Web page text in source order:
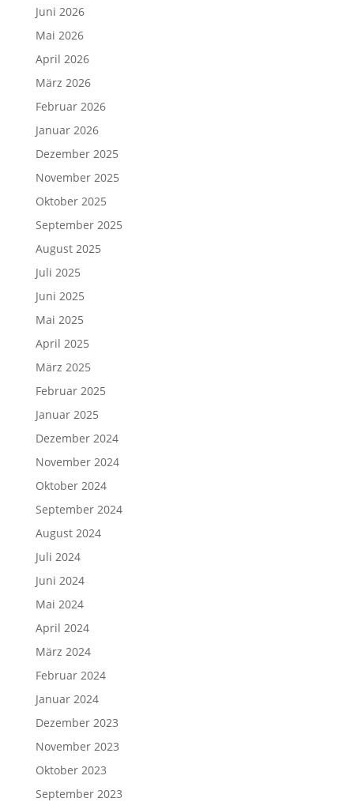
Juni 2026
Mai 2026
April 2026
März 2026
Februar 2026
Januar 2026
Dezember 2025
November 2025
Oktober 2025
September 2025
August 2025
Juli 2025
Juni 2025
Mai 2025
April 2025
März 2025
Februar 2025
Januar 2025
Dezember 2024
November 2024
Oktober 2024
September 2024
August 2024
Juli 2024
Juni 2024
Mai 2024
April 2024
März 2024
Februar 2024
Januar 2024
Dezember 2023
November 2023
Oktober 2023
September 2023